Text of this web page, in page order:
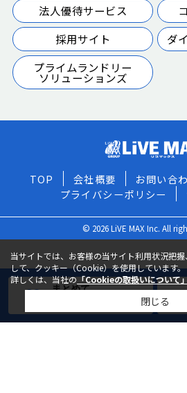
まとめて
法人優待サービス
採用サイト
ダ
プライムランドリー
ソリューションズ
TOP 会社概要 お問い合
プライバシーポリシー
© 2026 LiVE MAX Inc. All
当サイトでは、お客様の当サイト利用状況把
して、クッキー（Cookie）を使用しています。
詳しくは、当社の「Cookieの取扱いについて
閉じる